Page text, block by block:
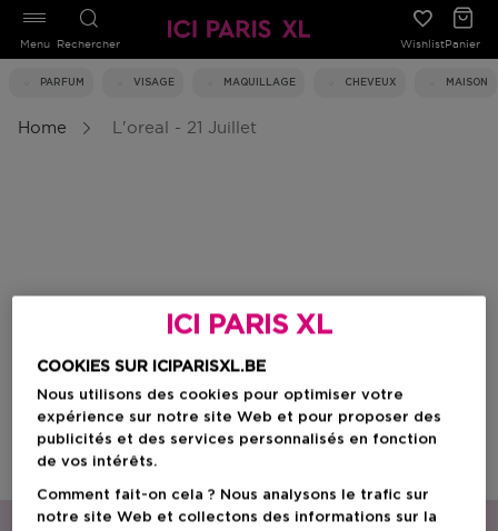
Rechercher WishlistPanier
PARFUM VISAGE MAQUILLAGE CHEVEUX MAISON
Menu
Home L'oreal - 21 Juillet
ICI PARIS XL
COOKIES SUR ICIPARISXL.BE
Nous utilisons des cookies pour optimiser votre
expérience sur notre site Web et pour proposer des
publicités et des services personnalisés en fonction
de vos intérêts.
Comment fait-on cela ? Nous analysons le trafic sur
notre site Web et collectons des informations sur la